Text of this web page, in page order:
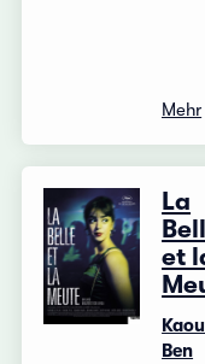
Mehr
La
et
Ben